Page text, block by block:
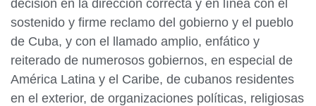
decisión en la dirección correcta y en línea con el
sostenido y firme reclamo del gobierno y el pueblo
de Cuba, y con el llamado amplio, enfático y
reiterado de numerosos gobiernos, en especial de
América Latina y el Caribe, de cubanos residentes
en el exterior, de organizaciones políticas, religiosas